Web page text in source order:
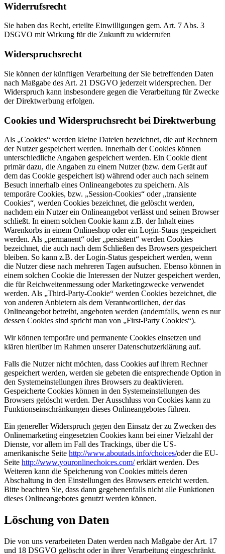
Widerrufsrecht
Sie haben das Recht, erteilte Einwilligungen gem. Art. 7 Abs. 3
DSGVO mit Wirkung für die Zukunft zu widerrufen
Widerspruchsrecht
Sie können der künftigen Verarbeitung der Sie betreffenden Daten
nach Maßgabe des Art. 21 DSGVO jederzeit widersprechen. Der
Widerspruch kann insbesondere gegen die Verarbeitung für Zwecke
der Direktwerbung erfolgen.
Cookies und Widerspruchsrecht bei Direktwerbung
Als „Cookies“ werden kleine Dateien bezeichnet, die auf Rechnern
der Nutzer gespeichert werden. Innerhalb der Cookies können
unterschiedliche Angaben gespeichert werden. Ein Cookie dient
primär dazu, die Angaben zu einem Nutzer (bzw. dem Gerät auf
dem das Cookie gespeichert ist) während oder auch nach seinem
Besuch innerhalb eines Onlineangebotes zu speichern. Als
temporäre Cookies, bzw. „Session-Cookies“ oder „transiente
Cookies“, werden Cookies bezeichnet, die gelöscht werden,
nachdem ein Nutzer ein Onlineangebot verlässt und seinen Browser
schließt. In einem solchen Cookie kann z.B. der Inhalt eines
Warenkorbs in einem Onlineshop oder ein Login-Staus gespeichert
werden. Als „permanent“ oder „persistent“ werden Cookies
bezeichnet, die auch nach dem Schließen des Browsers gespeichert
bleiben. So kann z.B. der Login-Status gespeichert werden, wenn
die Nutzer diese nach mehreren Tagen aufsuchen. Ebenso können in
einem solchen Cookie die Interessen der Nutzer gespeichert werden,
die für Reichweitenmessung oder Marketingzwecke verwendet
werden. Als „Third-Party-Cookie“ werden Cookies bezeichnet, die
von anderen Anbietern als dem Verantwortlichen, der das
Onlineangebot betreibt, angeboten werden (andernfalls, wenn es nur
dessen Cookies sind spricht man von „First-Party Cookies“).
Wir können temporäre und permanente Cookies einsetzen und
klären hierüber im Rahmen unserer Datenschutzerklärung auf.
Falls die Nutzer nicht möchten, dass Cookies auf ihrem Rechner
gespeichert werden, werden sie gebeten die entsprechende Option in
den Systemeinstellungen ihres Browsers zu deaktivieren.
Gespeicherte Cookies können in den Systemeinstellungen des
Browsers gelöscht werden. Der Ausschluss von Cookies kann zu
Funktionseinschränkungen dieses Onlineangebotes führen.
Ein genereller Widerspruch gegen den Einsatz der zu Zwecken des
Onlinemarketing eingesetzten Cookies kann bei einer Vielzahl der
Dienste, vor allem im Fall des Trackings, über die US-
amerikanische Seite http://www.aboutads.info/choices/oder die EU-
Seite http://www.youronlinechoices.com/erklärt werden. Des
Weiteren kann die Speicherung von Cookies mittels deren
Abschaltung in den Einstellungen des Browsers erreicht werden.
Bitte beachten Sie, dass dann gegebenenfalls nicht alle Funktionen
dieses Onlineangebotes genutzt werden können.
Löschung von Daten
Die von uns verarbeiteten Daten werden nach Maßgabe der Art. 17
und 18 DSGVO gelöscht oder in ihrer Verarbeitung eingeschränkt.